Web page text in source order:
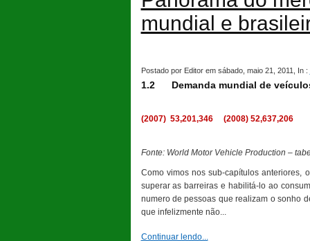
mundial e
Postado por Editor em sábado, maio 21, 2011, In :
1.2 Demanda mundial de
(2007) 53,201,346 (2008) 52,637,206
Fonte: World Motor Vehicle Production –
Como vimos nos sub-capítulos anteriores,
superar as barreiras e habilitá-lo ao
numero de pessoas que realizam o sonho
que infelizmente não...
Continuar lendo...